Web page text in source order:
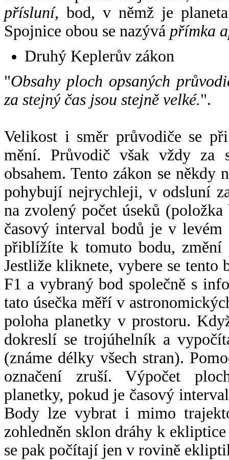
přísluní, bod, v němž je
Spojnice obou se nazývá přímka
Druhý Keplerův zákon
"Obsahy ploch opsaných
za stejný čas jsou stejně velké.".
Velikost i směr průvodiče se
mění. Průvodič však vždy za
obsahem. Tento zákon se někdy
pohybují nejrychleji, v odsluní
na zvolený počet úseků
časový interval bodů je v
přiblížíte k tomuto bodu,
Jestliže kliknete, vybere se tento
F1 a vybraný bod společně s
tato úsečka měří v
poloha planetky v prostoru.
dokreslí se trojúhelník a
(známe délky všech stran).
označení zruší. Výpočet
planetky, pokud je časový
Body lze vybrat i mimo
zohledněn sklon dráhy k
se pak počítají jen v rovině